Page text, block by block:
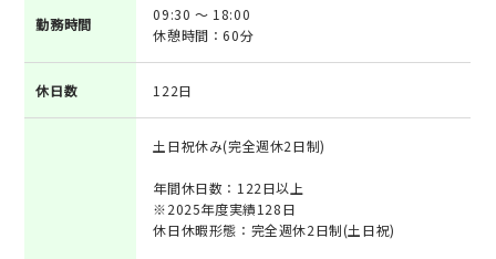
勤務時間
09:30 ～ 18:00
休憩時間：60分
休日数 122日
土日祝休み(完全週休2日制)
年間休日数：122日以上
※2025年度実績128日
休日休暇形態：完全週休2日制(土日祝)